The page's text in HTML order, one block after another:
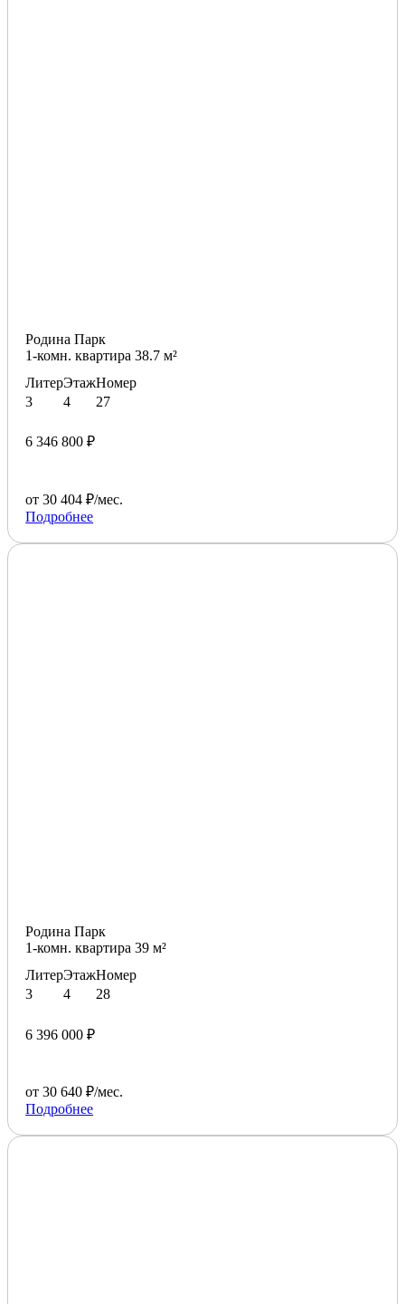
Родина Парк
1-комн. квартира 38.7 м²
Литер
3
Этаж
4
Номер
27
6 346 800 ₽
от 30 404 ₽/мес.
Подробнее
Родина Парк
1-комн. квартира 39 м²
Литер
3
Этаж
4
Номер
28
6 396 000 ₽
от 30 640 ₽/мес.
Подробнее